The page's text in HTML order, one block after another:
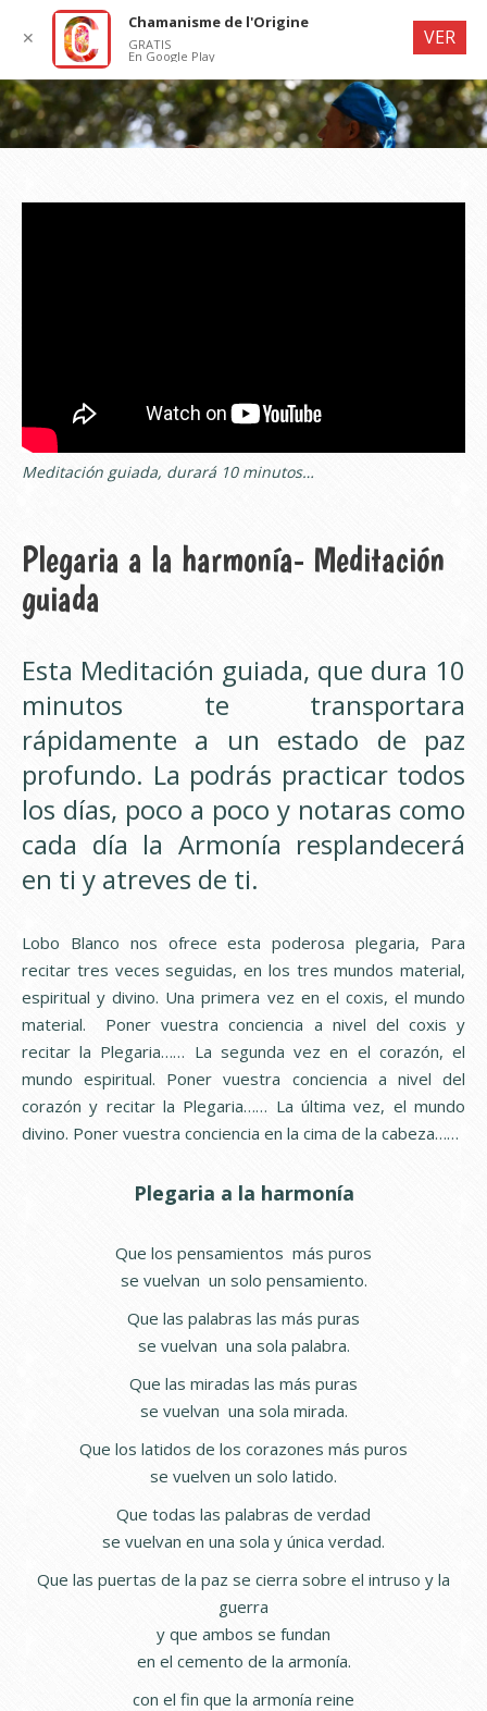
Meditación guiada, durará 10 minutos…
Plegaria a la harmonía- Meditación
guiada
Esta Meditación guiada, que dura 10
minutos te transportara
rápidamente a un estado de paz
profundo. La podrás practicar todos
los días, poco a poco y notaras como
cada día la Armonía resplandecerá
en ti y atreves de ti.
Lobo Blanco nos ofrece esta poderosa plegaria, Para
recitar tres veces seguidas, en los tres mundos material,
espiritual y divino. Una primera vez en el coxis, el mundo
material. Poner vuestra conciencia a nivel del coxis y
recitar la Plegaria…… La segunda vez en el corazón, el
mundo espiritual. Poner vuestra conciencia a nivel del
corazón y recitar la Plegaria…… La última vez, el mundo
divino. Poner vuestra conciencia en la cima de la cabeza……
Plegaria a la harmonía
Que los pensamientos más puros
se vuelvan un solo pensamiento.
Que las palabras las más puras
se vuelvan una sola palabra.
Que las miradas las más puras
se vuelvan una sola mirada.
Que los latidos de los corazones más puros
se vuelven un solo latido.
Que todas las palabras de verdad
se vuelvan en una sola y única verdad.
Que las puertas de la paz se cierra sobre el intruso y la
guerra
y que ambos se fundan
en el cemento de la armonía.
con el fin que la armonía reine
✕
Chamanisme de l'Origine
GRATIS
En Google Play
VER